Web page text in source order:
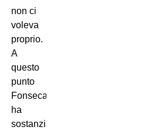
non ci
voleva
proprio.
A
questo
punto
Fonseca
ha
sostanzialmente